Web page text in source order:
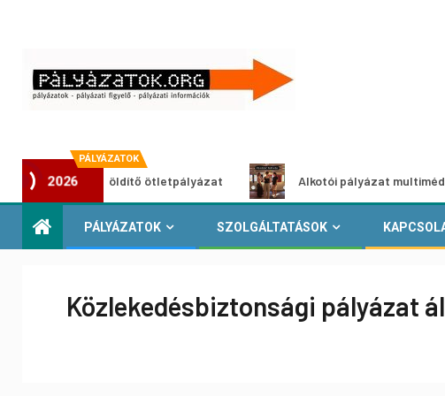
PÁLYÁZATOK
2026
Városzöldítő ötletpályázat Alkotói pályázat multimédia-
PÁLYÁZATOK SZOLGÁLTATÁSOK
Közlekedésbiztonsági pályázat